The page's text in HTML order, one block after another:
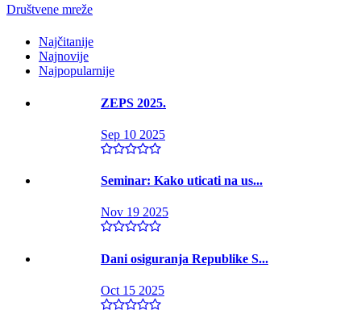
Društvene mreže
Najčitanije
Najnovije
Najpopularnije
ZEPS 2025.
Sep 10 2025
Seminar: Kako uticati na us...
Nov 19 2025
Dani osiguranja Republike S...
Oct 15 2025